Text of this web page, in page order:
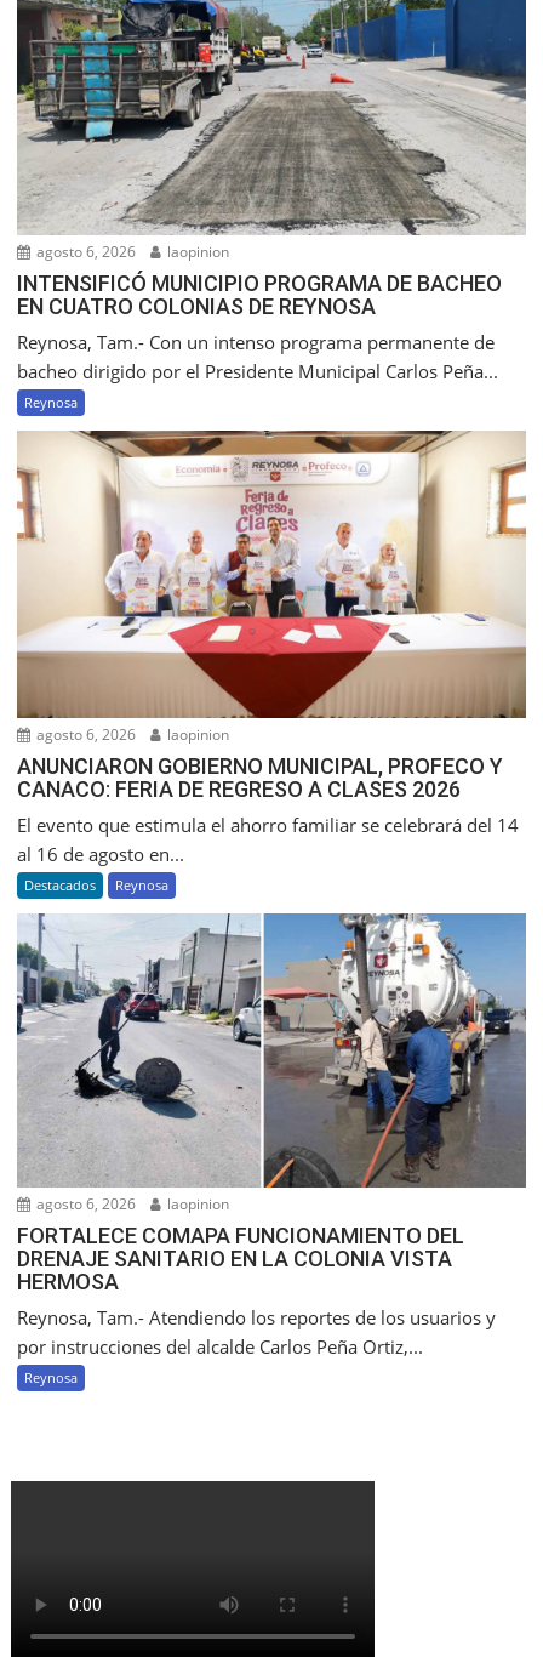
agosto 6, 2026 laopinion
INTENSIFICÓ MUNICIPIO PROGRAMA DE BACHEO
EN CUATRO COLONIAS DE REYNOSA
Reynosa, Tam.- Con un intenso programa permanente de
bacheo dirigido por el Presidente Municipal Carlos Peña...
Reynosa
agosto 6, 2026 laopinion
ANUNCIARON GOBIERNO MUNICIPAL, PROFECO Y
CANACO: FERIA DE REGRESO A CLASES 2026
El evento que estimula el ahorro familiar se celebrará del 14
al 16 de agosto en...
Destacados Reynosa
agosto 6, 2026 laopinion
FORTALECE COMAPA FUNCIONAMIENTO DEL
DRENAJE SANITARIO EN LA COLONIA VISTA
HERMOSA
Reynosa, Tam.- Atendiendo los reportes de los usuarios y
por instrucciones del alcalde Carlos Peña Ortiz,...
Reynosa